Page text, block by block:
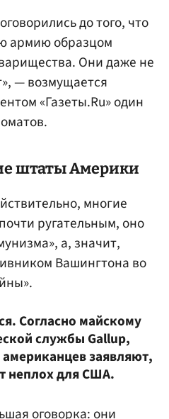
до того, что
армию образцом
Они даже не
— возмущается
«Газеты.Ru» один
штаты Америки
многие
ругательным, оно
а, значит,
Вашингтона во
Согласно майскому
службы Gallup,
заявляют,
неплох для США.
оговорка: они